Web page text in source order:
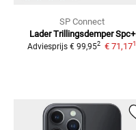
SP Connect
Lader Trillingsdemper Spc+
Adviesprijs € 99,952 € 71,171